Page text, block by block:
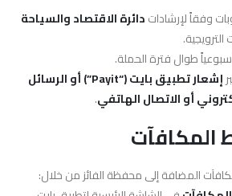
وفقاً لإرشاداتدائرة الاقتصاد والسياحة
طوال فترة الحملة.
إشعار تطبيق بايت (“Payit”) أو الرسائل
أو الاتصال الهاتفي.
المكافآت
المضافة إلى محفظة الفائز من خلال: